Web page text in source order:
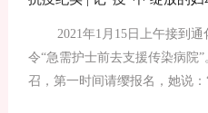
2021年1月15日上午接到通
令“急需护士前去支援传染病院
召，第一时间请缨报名，她说：